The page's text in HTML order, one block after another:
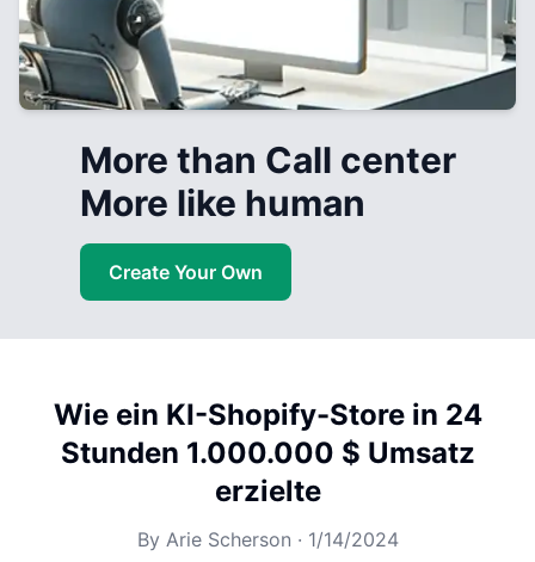
More than Call center
More like human
Create Your Own
Wie ein KI-Shopify-Store in 24
Stunden 1.000.000 $ Umsatz
erzielte
By Arie Scherson · 1/14/2024